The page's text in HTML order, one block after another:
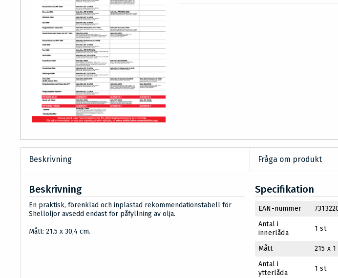
Beskrivning Fråga om produkt
Beskrivning
En praktisk, förenklad och inplastad rekommendationstabell för
Shelloljor avsedd endast för påfyllning av olja.
Mått: 21.5 x 30,4 cm.
Specifikation
EAN-nummer
Antal i
innerlåda
1 st
Mått
215 x
Antal i
ytterlåda
1 st